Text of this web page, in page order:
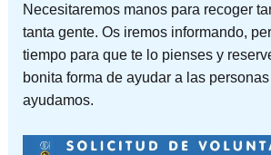
Necesitaremos manos para recoger
tanta gente. Os iremos informando,
tiempo para que te lo pienses y
bonita forma de ayudar a las
ayudamos.